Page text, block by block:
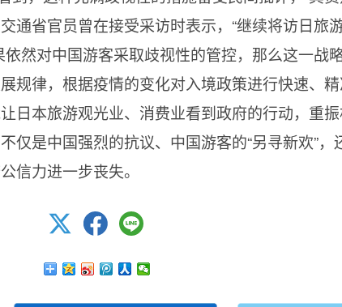
通省官员曾在接受采访时表示，“继续将访日旅
依然对中国游客采取歧视性的管控，那么这一战
规律，根据疫情的变化对入境政策进行快速、精
日本旅游观光业、消费业看到政府的行动，重
仅是中国强烈的抗议、中国游客的“另寻新欢”，
信力进一步丧失。